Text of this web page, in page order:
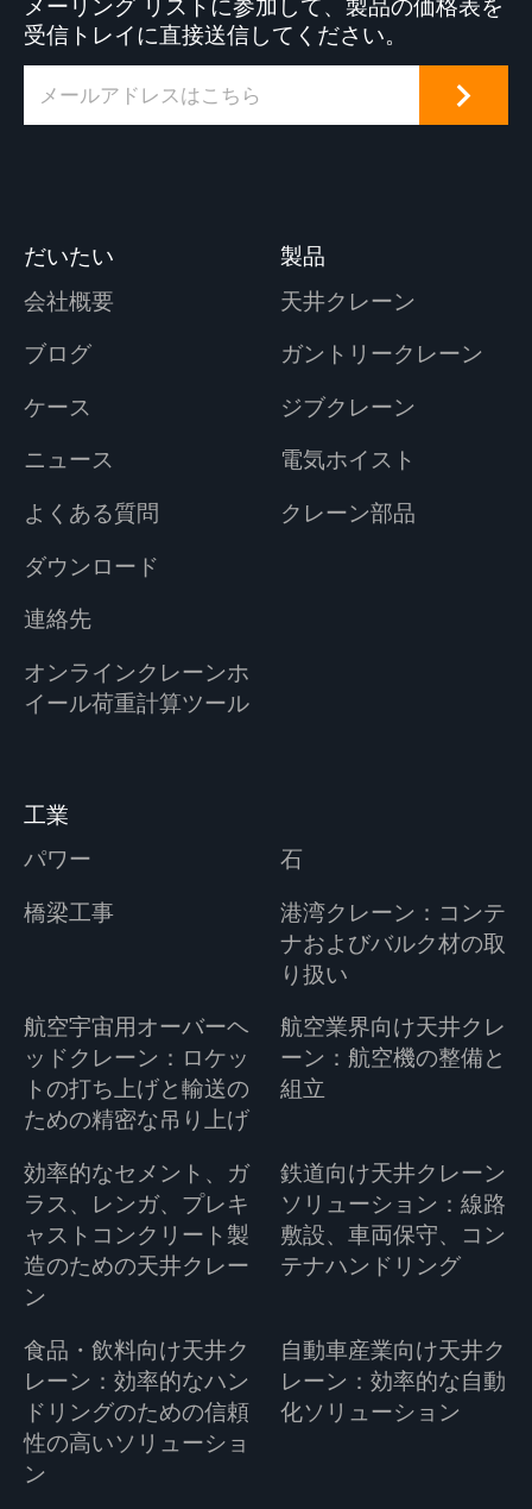
メーリング リストに参加して、製品の価格表を
受信トレイに直接送信してください。
だいたい
会社概要
ブログ
ケース
ニュース
よくある質問
ダウンロード
連絡先
オンラインクレーンホ
イール荷重計算ツール
製品
天井クレーン
ガントリークレーン
ジブクレーン
電気ホイスト
クレーン部品
工業
パワー
石
橋梁工事
港湾クレーン：コンテ
ナおよびバルク材の取
り扱い
航空宇宙用オーバーヘ
ッドクレーン：ロケッ
トの打ち上げと輸送の
ための精密な吊り上げ
航空業界向け天井クレ
ーン：航空機の整備と
組立
効率的なセメント、ガ
ラス、レンガ、プレキ
ャストコンクリート製
造のための天井クレー
ン
鉄道向け天井クレーン
ソリューション：線路
敷設、車両保守、コン
テナハンドリング
食品・飲料向け天井ク
レーン：効率的なハン
ドリングのための信頼
性の高いソリューショ
ン
自動車産業向け天井ク
レーン：効率的な自動
化ソリューション